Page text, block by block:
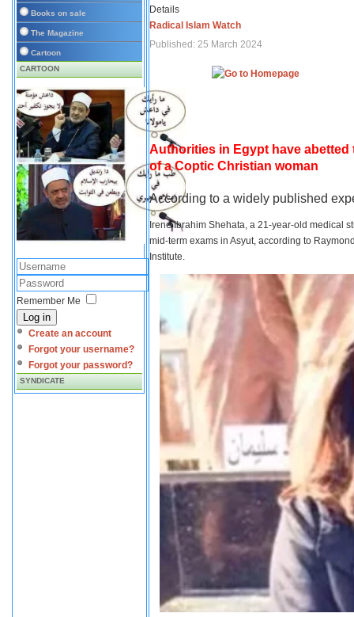
Books on sale
The Magazine
Cartoon
CARTOON
Remember Me
Log in
Create an account
Forgot your username?
Forgot your password?
SYNDICATE
Details
Radical Islam Watch
Published: 25 March 2024
Authorities in Egypt have
of a Coptic Christian woman
According to a widely published
Irene Ibrahim Shehata, a 21-year-old medical
mid-term exams in Asyut, according to
Institute.